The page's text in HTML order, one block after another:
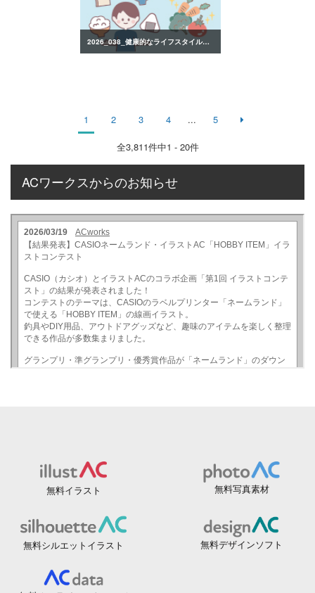
2026_038_健康的なライフスタイルのイラスト
1 2 3 4 ... 5
全3,811件中1 - 20件
ACワークスからのお知らせ
無料イラスト 無料写真素材
無料シルエットイラスト 無料デザインソフト